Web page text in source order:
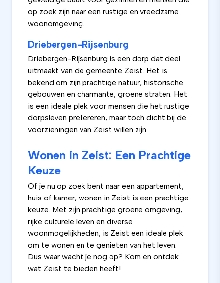
op zoek zijn naar een rustige en vreedzame
woonomgeving.
Driebergen-Rijsenburg
Driebergen-Rijsenburg is een dorp dat deel
uitmaakt van de gemeente Zeist. Het is
bekend om zijn prachtige natuur, historische
gebouwen en charmante, groene straten. Het
is een ideale plek voor mensen die het rustige
dorpsleven prefereren, maar toch dicht bij de
voorzieningen van Zeist willen zijn.
Wonen in Zeist: Een Prachtige
Keuze
Of je nu op zoek bent naar een appartement,
huis of kamer, wonen in Zeist is een prachtige
keuze. Met zijn prachtige groene omgeving,
rijke culturele leven en diverse
woonmogelijkheden, is Zeist een ideale plek
om te wonen en te genieten van het leven.
Dus waar wacht je nog op? Kom en ontdek
wat Zeist te bieden heeft!